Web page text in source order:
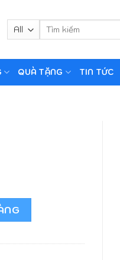
Tìm
kiếm:
QUÀ TẶNG TIN TỨC